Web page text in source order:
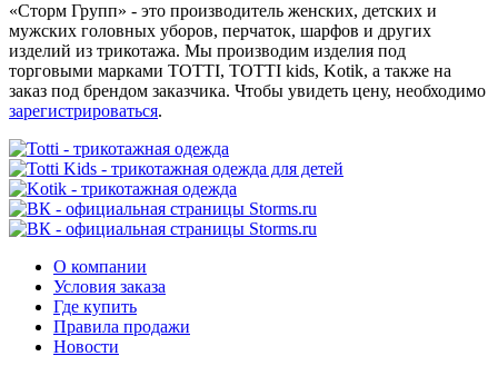
«Сторм Групп» - это производитель женских, детских и
мужских головных уборов, перчаток, шарфов и других
изделий из трикотажа. Мы производим изделия под
торговыми марками TOTTI, TOTTI kids, Kotik, а также на
заказ под брендом заказчика. Чтобы увидеть цену, необходимо
зарегистрироваться.
О компании
Условия заказа
Где купить
Правила продажи
Новости